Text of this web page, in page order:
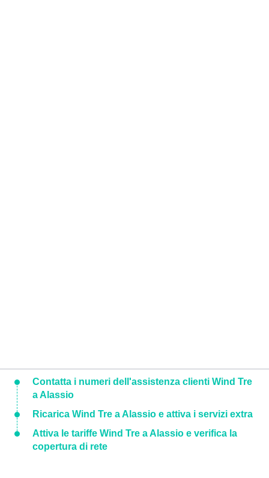
Contatta i numeri dell'assistenza clienti Wind Tre
a Alassio
Ricarica Wind Tre a Alassio e attiva i servizi extra
Attiva le tariffe Wind Tre a Alassio e verifica la
copertura di rete